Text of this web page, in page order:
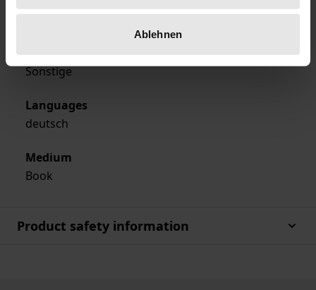
Ablehnen
Format
Sonstige
Languages
deutsch
Medium
Book
Product safety information